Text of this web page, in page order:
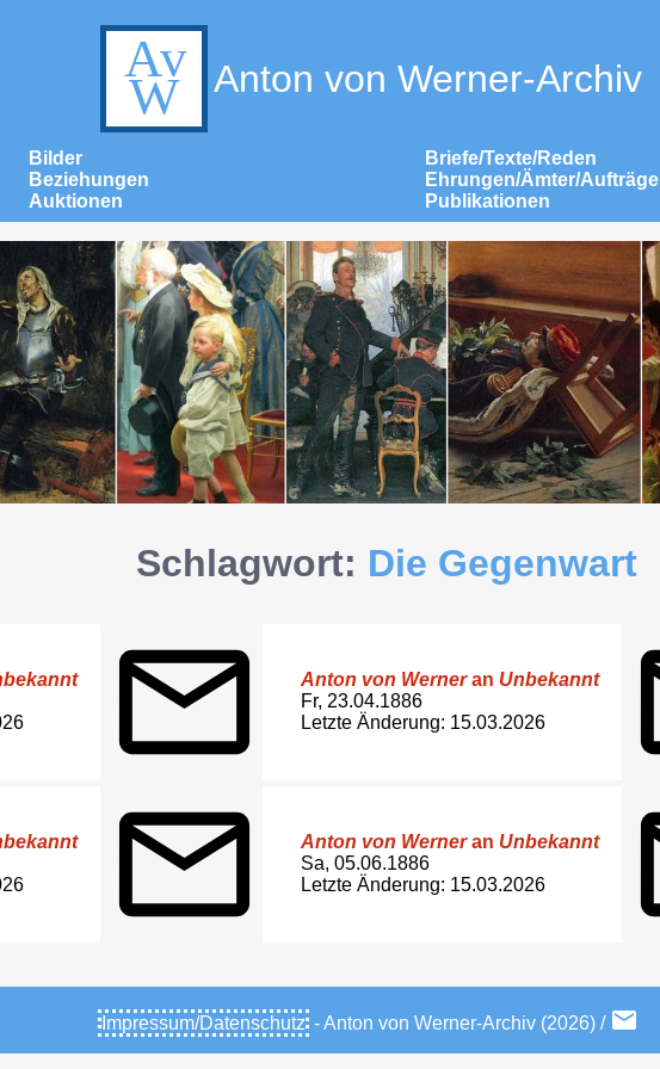
Anton von Werner-Archiv
Bilder Briefe/Texte/Reden
Beziehungen Ehrungen/Ämter/Aufträge
Auktionen Publikationen
Schlagwort: Die Gegenwart
Anton von Werneran Unbekannt
Fr, 23.04.1886
Letzte Änderung: 15.03.2026
Anton von Werneran Unbekannt
Sa, 05.06.1886
Letzte Änderung: 15.03.2026
Impressum/Datenschutz - Anton von Werner-Archiv (2026) /